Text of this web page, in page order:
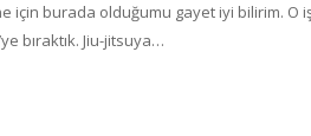
için burada olduğumu gayet iyi bilirim. O
bıraktık. Jiu-jitsuya…